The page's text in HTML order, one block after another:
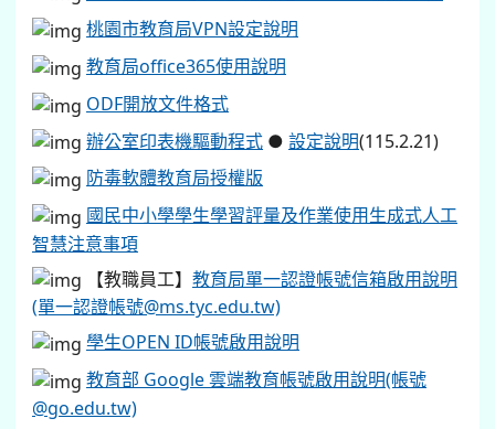
桃園市教育局VPN設定說明
教育局office365使用說明
ODF開放文件格式
辦公室印表機驅動程式 ● 設定說明(115.2.21)
防毒軟體教育局授權版
國民中小學學生學習評量及作業使用生成式人工
智慧注意事項
【教職員工】 教育局單一認證帳號信箱啟用說明
(單一認證帳號@ms.tyc.edu.tw)
學生OPEN ID帳號啟用說明
教育部 Google 雲端教育帳號啟用說明(帳號
@go.edu.tw)